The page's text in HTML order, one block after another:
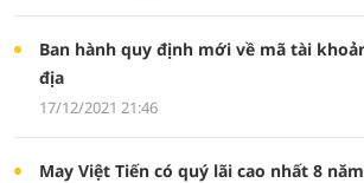
Ban hành quy định mới về mã tài
địa
17/12/2021 21:46
May Việt Tiến có quý lãi cao nhất 8 năm